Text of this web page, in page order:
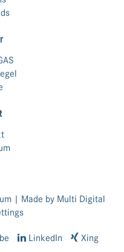
| Made by Multi Digital
LinkedIn Xing